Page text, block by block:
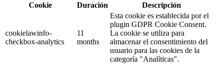
Cookie
Duración Descripción
cookielawinfo-
checkbox-analytics
11
months
Esta cookie es establecida por el
plugin GDPR Cookie Consent.
La cookie se utiliza para
almacenar el consentimiento del
usuario para las cookies de la
categoría "Analíticas".